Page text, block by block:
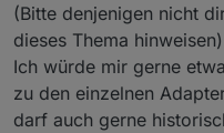
(Bitte denjenigen nicht
dieses Thema hinweisen)
Ich würde mir gerne
zu den einzelnen
darf auch gerne